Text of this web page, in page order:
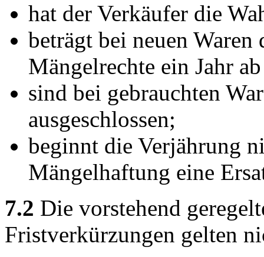
hat der Verkäufer die
beträgt bei neuen
Mängelrechte ein Jahr
sind bei gebrauchten
ausgeschlossen;
beginnt die Verjährung
Mängelhaftung eine
7.2 Die vorstehend
Fristverkürzungen gelten